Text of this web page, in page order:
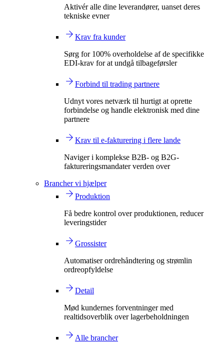
Aktivér alle dine leverandører, uanset deres
tekniske evner
Krav fra kunder
Sørg for 100% overholdelse af de specifikke
EDI-krav for at undgå tilbageførsler
Forbind til trading partnere
Udnyt vores netværk til hurtigt at oprette
forbindelse og handle elektronisk med dine
partnere
Krav til e-fakturering i flere lande
Naviger i komplekse B2B- og B2G-
faktureringsmandater verden over
Brancher vi hjælper
Produktion
Få bedre kontrol over produktionen, reducer
leveringstider
Grossister
Automatiser ordrehåndtering og strømlin
ordreopfyldelse
Detail
Mød kundernes forventninger med
realtidsoverblik over lagerbeholdningen
Alle brancher